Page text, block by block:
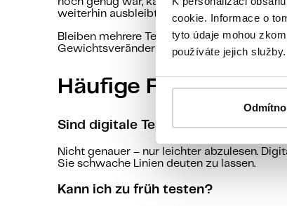
cookie. Informace o
tyto údaje mohou
používáte jejich služby.
weiterhin ausbleibt.
Bleiben mehrere Tests negativ und kommt
Gewichtsveränderungen bringen den
Häufige Fragen
Sind digitale Tests genauer?
Nicht genauer – nur leichter abzulesen.
Sie schwache Linien deuten zu lassen.
Kann ich zu früh testen?